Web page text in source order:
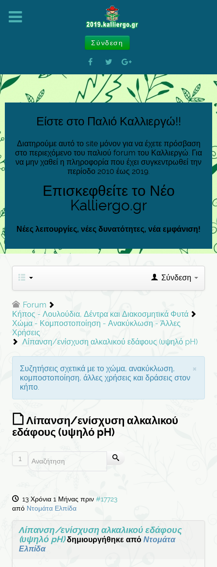
Σύνδεση
Είστε στο Παλιό Καλλιεργώ!!
Διατηρούμε αυτό το site μόνον για να έχετε πρόσβαση
στο περιεχόμενο του παλιού forum του Καλλιεργώ. Για
να μην χαθεί η πληροφορία που έχει συγκεντρωθεί την
περίοδο 2010 έως 2019.
Επισκεφθείτε το Νέο
Kalliergo.gr
Νέες λειτουργίες, νέες δυνατότητες, νέα εμφάνιση!
Σύνδεση
Forum
Κήπος - Λουλούδια, Δέντρα και Διακοσμητικά Φυτά
Χώμα - Κομποστοποίηση - Ανακύκλωση - Άλλες
Χρήσεις
Λίπανση/ενίσχυση αλκαλικού εδάφους (υψηλό pH)
×
Συζητήσεις σχετικά με το χώμα, ανακύκλωση,
κομποστοποίηση, άλλες χρήσεις και δράσεις στον
κήπο.
Λίπανση/ενίσχυση αλκαλικού
εδάφους (υψηλό pH)
1
13 Χρόνια 1 Μήνας πριν #17723
από Ντομάτα Ελπίδα
Λίπανση/ενίσχυση αλκαλικού εδάφους
(υψηλό pH)δημιουργήθηκε από Ντομάτα
Ελπίδα